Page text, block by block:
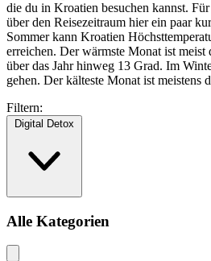
die du in Kroatien besuchen kannst.
über den Reisezeitraum hier ein paar
Sommer kann Kroatien
erreichen. Der wärmste Monat ist
über das Jahr hinweg 13 Grad. Im
gehen. Der kälteste Monat ist meistens
Filtern:
Digital Detox
Alle Kategorien